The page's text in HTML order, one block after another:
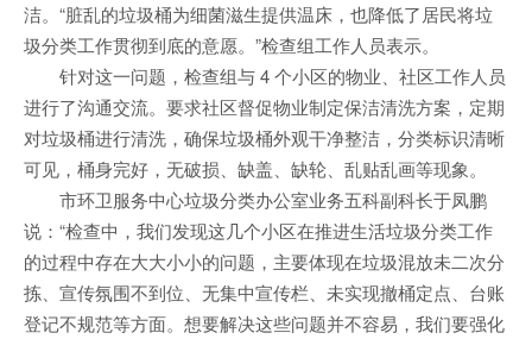
洁。“脏乱的垃圾桶为细菌滋生提供温床，也降低了居民将垃
圾分类工作贯彻到底的意愿。”检查组工作人员表示。
针对这一问题，检查组与 4 个小区的物业、社区工作人员
进行了沟通交流。要求社区督促物业制定保洁清洗方案，定期
对垃圾桶进行清洗，确保垃圾桶外观干净整洁，分类标识清晰
可见，桶身完好，无破损、缺盖、缺轮、乱贴乱画等现象。
市环卫服务中心垃圾分类办公室业务五科副科长于凤鹏
说：“检查中，我们发现这几个小区在推进生活垃圾分类工作
的过程中存在大大小小的问题，主要体现在垃圾混放未二次分
拣、宣传氛围不到位、无集中宣传栏、未实现撤桶定点、台账
登记不规范等方面。想要解决这些问题并不容易，我们要强化